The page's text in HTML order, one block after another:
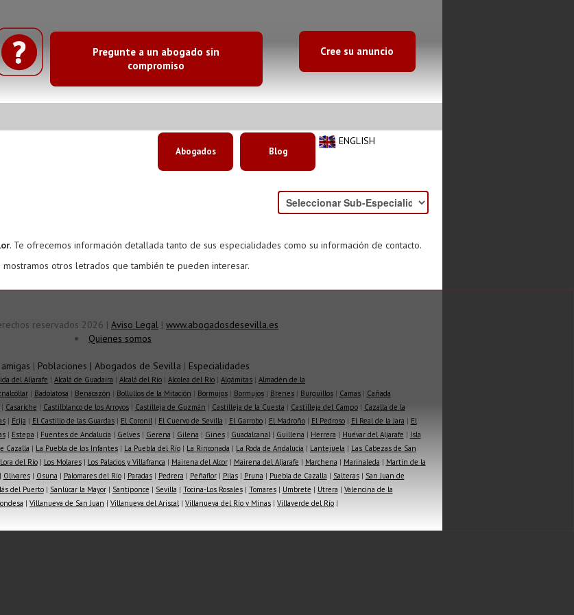
Pregunte a un abogado sin
compromiso
Cree su anuncio
ENGLISH
Abogados Blog
. Te ofrecemos información detallada tanto de sus especialidades como su información de contacto.
otros letrados que también te pueden interesar.
reservados 2026 | Aviso Legal | www.abogadosdesevilla.es
Quienes somos
| Poblaciones | Abogados de Sevilla | Especialidades
del Aljarafe | Alcalá de Guadaíra | Alcalá del Río | Alcolea del Río | Algámitas | Almadén de la
| Badolatosa | Benacazón | Bollullos de la Mitación | Bormujos| Bormujos| Brenes| Burguillos| Camas| Cañada
Casariche | Castilblanco de los Arroyos| Castilleja de Guzmán | Castilleja de la Cuesta | Castilleja del Campo| Cazalla de la
| Écija | El Castillo de las Guardas| El Coronil| El Cuervo de Sevilla | El Garrobo| El Madroño| El Pedroso| El Real de la Jara | El
| Estepa | Fuentes de Andalucía | Gelves| Gerena | Gilena | Gines| Guadalcanal| Guillena | Herrera | Huévar del Aljarafe | Isla
Cazalla | La Puebla de los Infantes | La Puebla del Río | La Rinconada | La Roda de Andalucía | Lantejuela | Las Cabezas de San
Lora del Río| Los Molares| Los Palacios y Villafranca | Mairena del Alcor| Mairena del Aljarafe | Marchena | Marinaleda | Martin de la
| Olivares| Osuna | Palomares del Río| Paradas| Pedrera | Peñaflor| Pilas| Pruna | Puebla de Cazalla | Salteras| San Juan de
del Puerto| Sanlúcar la Mayor| Santiponce | Sevilla | Tocina-Los Rosales| Tomares| Umbrete | Utrera | Valencina de la
| Villanueva de San Juan | Villanueva del Ariscal| Villanueva del Río y Minas | Villaverde del Río |